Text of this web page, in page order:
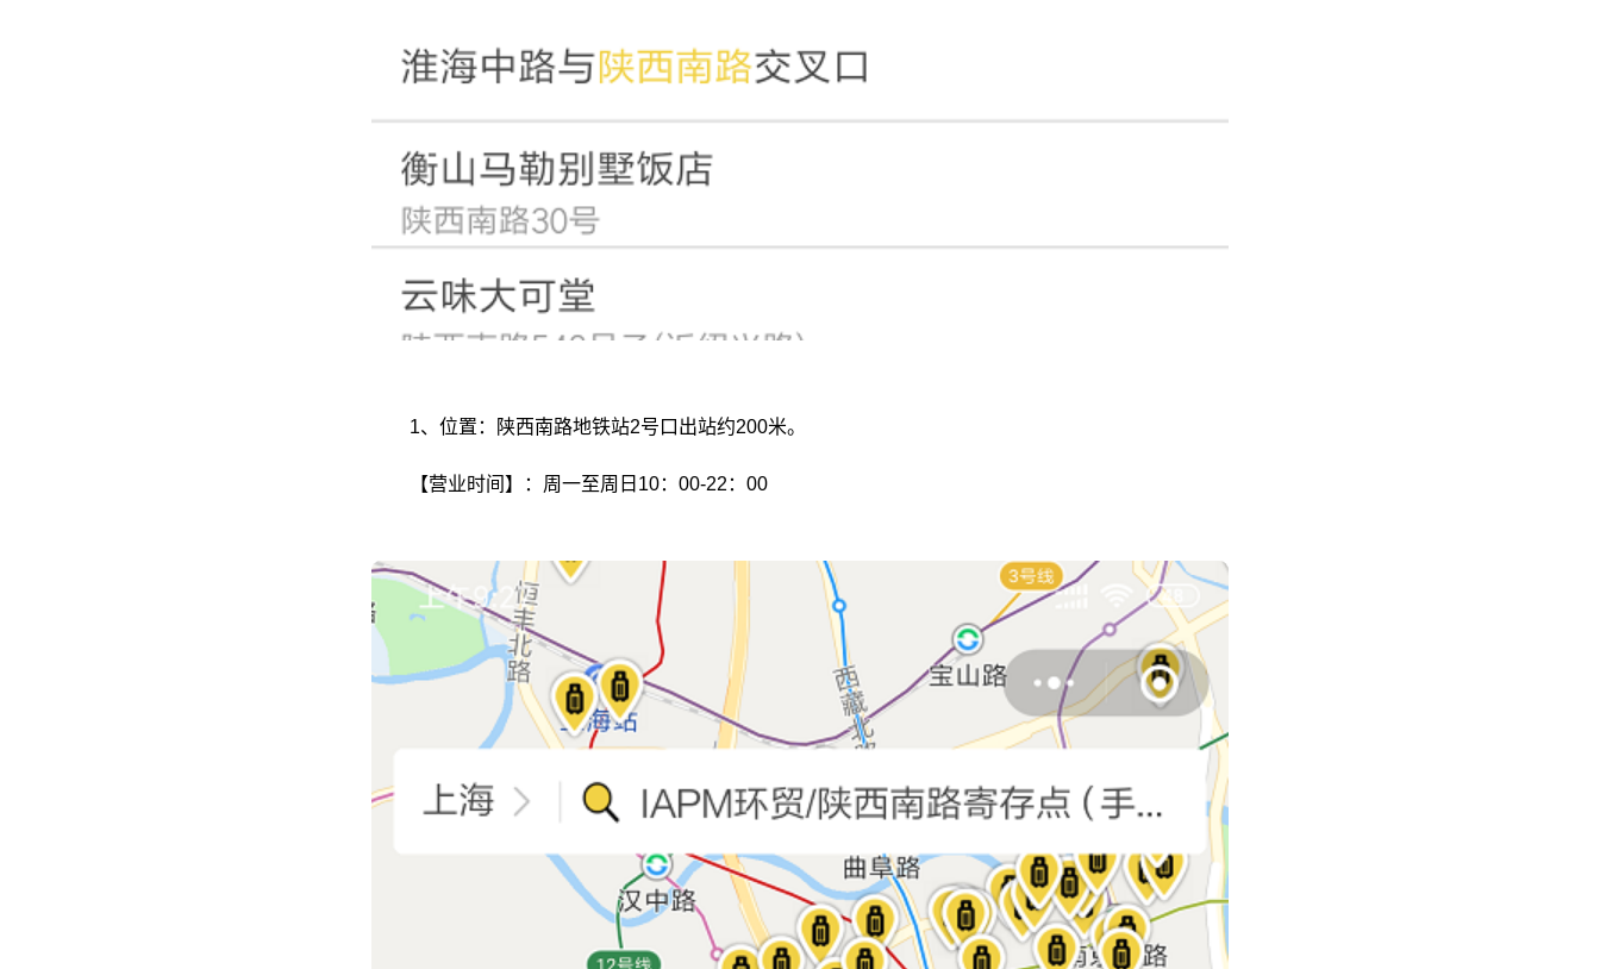
1、位置：陕西南路地铁站2号口出站约200米。
【营业时间】：周一至周日10：00-22：00